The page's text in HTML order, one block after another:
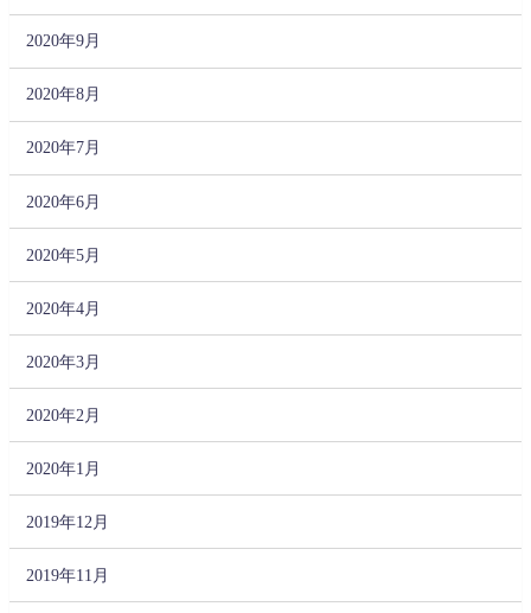
2020年9月
2020年8月
2020年7月
2020年6月
2020年5月
2020年4月
2020年3月
2020年2月
2020年1月
2019年12月
2019年11月